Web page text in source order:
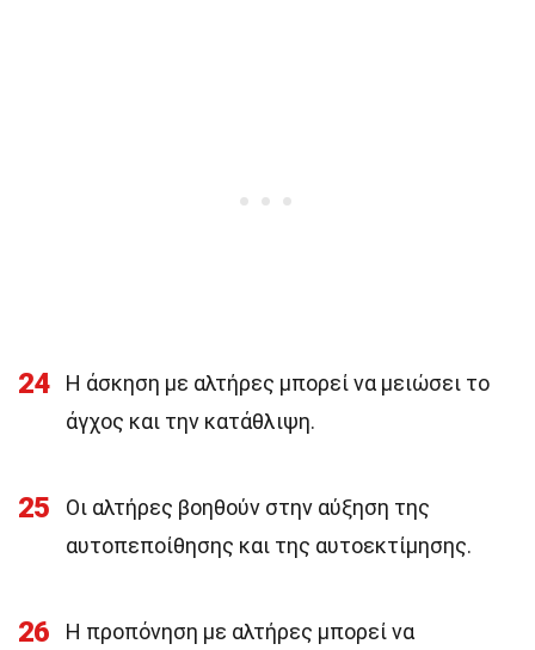
24
Η άσκηση με αλτήρες μπορεί να μειώσει το
άγχος και την κατάθλιψη.
25
Οι αλτήρες βοηθούν στην αύξηση της
αυτοπεποίθησης και της αυτοεκτίμησης.
26
Η προπόνηση με αλτήρες μπορεί να